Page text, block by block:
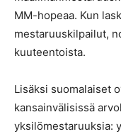
MM-hopeaa. Kun
mestaruuskilpailut,
kuuteentoista.
Lisäksi suomalaiset
kansainvälisissä
yksilömestaruuksia: